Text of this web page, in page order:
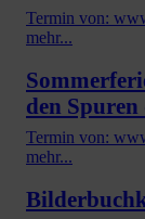
Termin von:
mehr...
den
Termin von:
mehr...